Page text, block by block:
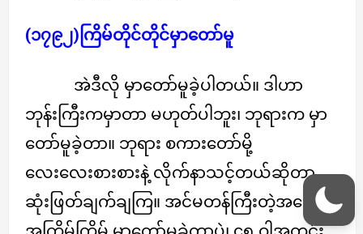
(၁၇၉၂)ကြိမ်တိုင်တိုင်မှာတော်မူ
အဲဒီလို မှာတော်မူခဲ့ပါတယ်။ ဒါဟာ
ဘုန်းကြီးကမှာတာ မဟုတ်ပါဘူး၊ ဘုရားက မှာ
တော်မူခဲ့တာ။ ဘုရား စကားတော်မို့
လေးလေးစားစားနဲ့ လိုက်နာသင့်တယ်ဆိုတာ
ဆုံးဖြတ်ချက်ချကြ။ အင်မတန်ကြီးတဲ့အရေးမို့